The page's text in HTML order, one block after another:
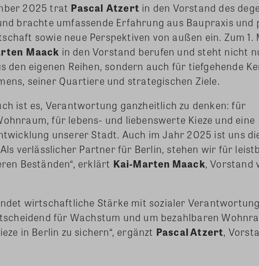
2025 trat Pascal Atzert in den Vorstand des
brachte umfassende Erfahrung aus Baupraxis und
sowie neue Perspektiven von außen ein. Zum 1.
Maack in den Vorstand berufen und steht nicht
den eigenen Reihen, sondern auch für tiefgehende
seiner Quartiere und strategischen Ziele.
ist es, Verantwortung ganzheitlich zu denken: für
für lebens- und liebenswerte Kieze und eine
unserer Stadt. Auch im Jahr 2025 ist uns
verlässlicher Partner für Berlin, stehen wir für
Beständen“, erklärt Kai-Marten Maack, Vorstand
wirtschaftliche Stärke mit sozialer
für Wachstum und um bezahlbaren
in Berlin zu sichern“, ergänzt Pascal Atzert,